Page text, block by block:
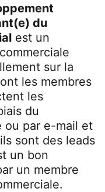
du
est un
sur la
les membres
les
du
ou par e-mail et
sont des leads
un bon
un membre